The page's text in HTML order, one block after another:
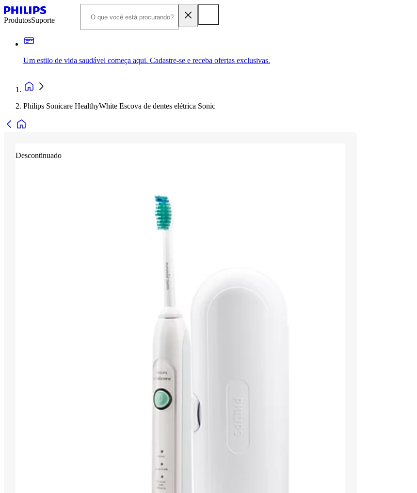
ProdutosSuporte
Um estilo de vida saudável começa aqui. Cadastre-se e receba ofertas exclusivas.
Philips Sonicare HealthyWhite Escova de dentes elétrica Sonic
Descontinuado